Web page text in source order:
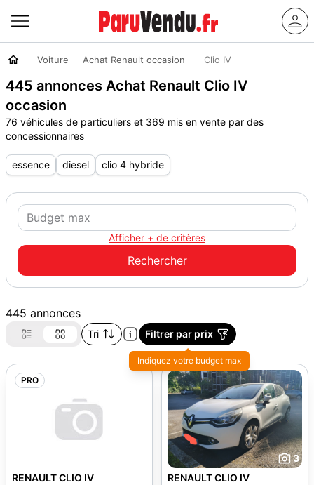
Voiture Achat Renault occasion Clio IV
445 annonces Achat Renault Clio IV
occasion
76 véhicules de particuliers et 369 mis en vente par des
concessionnaires
essence diesel clio 4 hybride
Afficher + de critères
445 annonces
Tri Filtrer par prix
Indiquez votre budget max
PRO
RENAULT CLIO IV
3
RENAULT CLIO IV